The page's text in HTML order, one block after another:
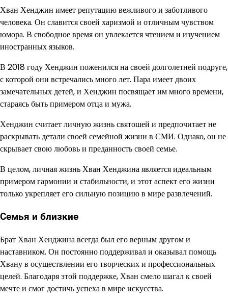
Хван Хенджин имеет репутацию вежливого и заботливого
человека. Он славится своей харизмой и отличным чувством
юмора. В свободное время он увлекается чтением и изучением
иностранных языков.
В 2018 году Хенджин поженился на своей долголетней подруге,
с которой они встречались много лет. Пара имеет двоих
замечательных детей, и Хенджин посвящает им много времени,
стараясь быть примером отца и мужа.
Хенджин считает личную жизнь святошей и предпочитает не
раскрывать детали своей семейной жизни в СМИ. Однако, он не
скрывает свою любовь и преданность своей семье.
В целом, личная жизнь Хван Хенджина является идеальным
примером гармонии и стабильности, и этот аспект его жизни
только укрепляет его сильную позицию в мире развлечений.
Семья и близкие
Брат Хван Хенджина всегда был его верным другом и
наставником. Он постоянно поддерживал и оказывал помощь
Хвану в осуществлении его творческих и профессиональных
целей. Благодаря этой поддержке, Хван смело шагал к своей
мечте и смог достичь успеха в мире искусства.